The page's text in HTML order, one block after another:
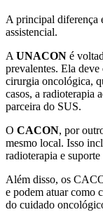
A principal diferença
assistencial.
AUNACON é
prevalentes. Ela
cirurgia oncológica,
casos, a radioterapia
parceira do SUS.
O CACON, por
mesmo local. Isso
radioterapia e
Além disso, os
e podem atuar como
do cuidado